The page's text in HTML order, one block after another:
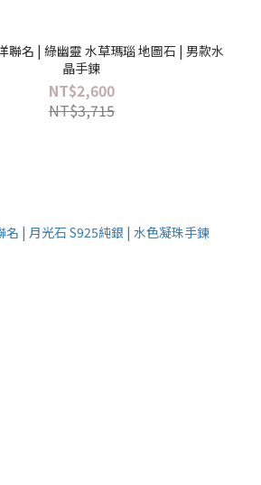
聯名 | 綠幽靈 水草瑪瑙 地圖石 | 男款水
晶手鍊
NT$2,600
NT$3,715